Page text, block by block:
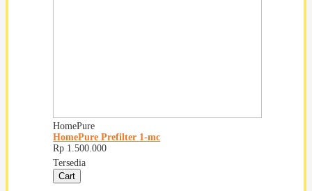
HomePure
HomePure Prefilter 1-mc
Rp 1.500.000
Tersedia
Cart